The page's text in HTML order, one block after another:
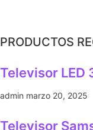
PRODUCTOS
Televisor LED
admin marzo 20, 2025
Televisor